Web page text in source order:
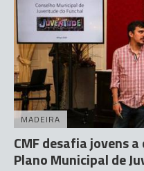
MADEIRA
CMF desafia jovens
Plano Municipal de